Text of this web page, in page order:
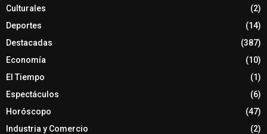
Culturales
(2)
Deportes
(14)
Destacadas
(387)
Economía
(10)
El Tiempo
(1)
Espectáculos
(6)
Horóscopo
(47)
Industria y Comercio
(2)